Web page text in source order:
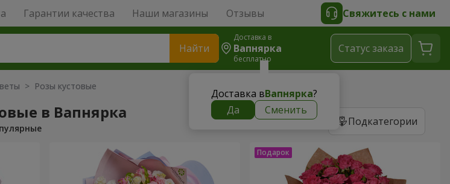
Гарантии качества Наши магазины Отзывы Свяжитесь с нами
Найти
Доставка в
Вапнярка
бесплатно
Доставка вВапнярка?
Да
Сменить
Cтатус заказа
> Розы кустовые
в Вапнярка Подкатегории